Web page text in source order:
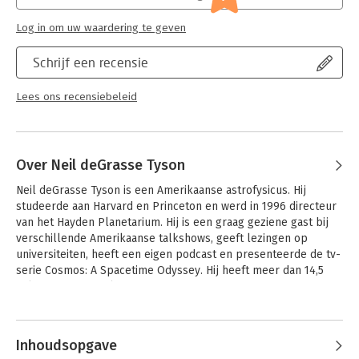
Schrijf een recensie
Lees ons recensiebeleid
Log in om uw waardering te geven
Over Neil deGrasse Tyson
Neil deGrasse Tyson is een Amerikaanse astrofysicus. Hij
studeerde aan Harvard en Princeton en werd in 1996 directeur
van het Hayden Planetarium. Hij is een graag geziene gast bij
verschillende Amerikaanse talkshows, geeft lezingen op
universiteiten, heeft een eigen podcast en presenteerde de tv-
serie Cosmos: A Spacetime Odyssey. Hij heeft meer dan 14,5
Andere boeken door Neil deGrasse
Tyson
Inhoudsopgave